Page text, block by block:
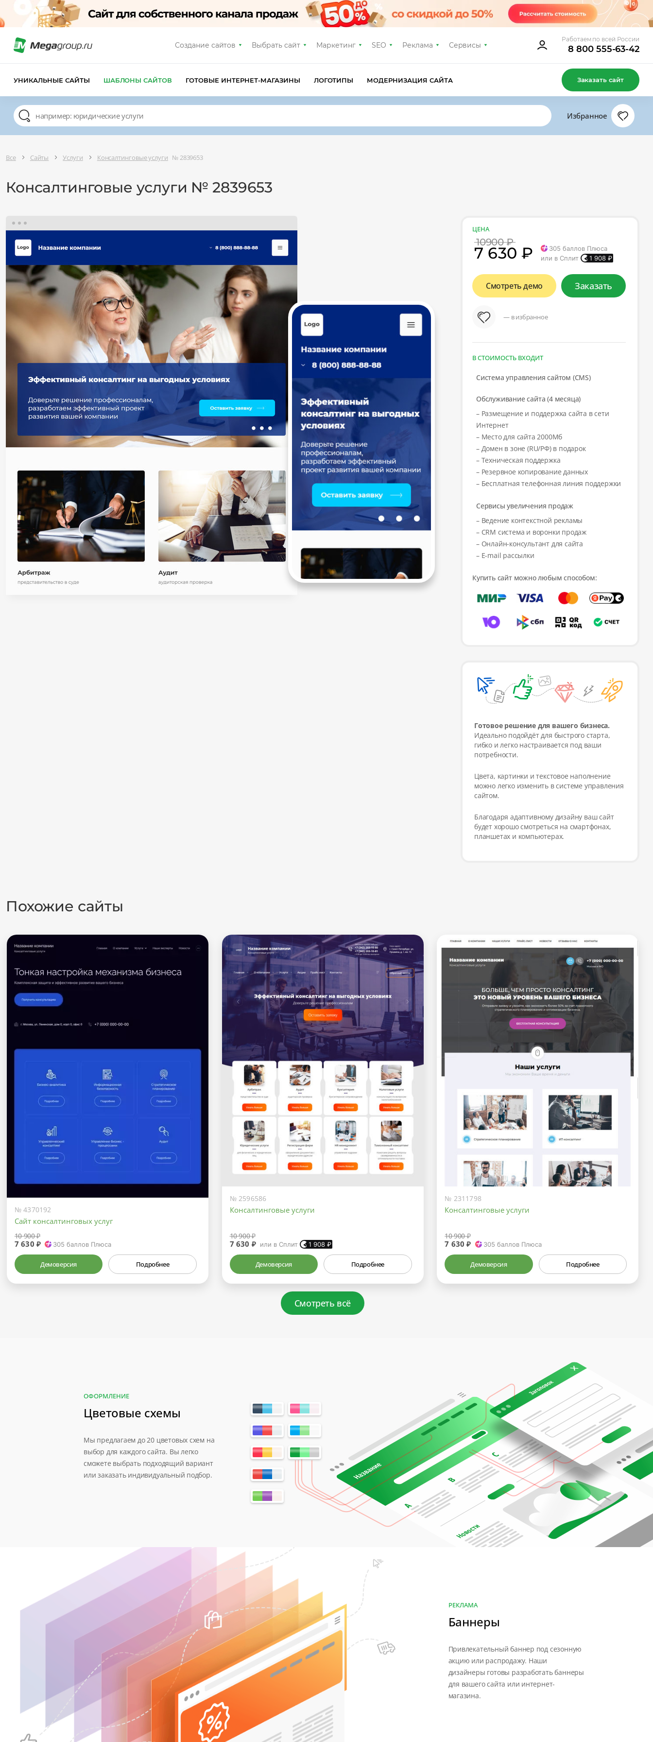
Создание сайтов Выбрать сайт Маркетинг SEO Реклама Сервисы
Работаем по всей России
8 800 555-63-42
УНИКАЛЬНЫЕ САЙТЫ ШАБЛОНЫ САЙТОВ ГОТОВЫЕ ИНТЕРНЕТ-МАГАЗИНЫ ЛОГОТИПЫ МОДЕРНИЗАЦИЯ САЙТА Заказать сайт
Избранное
Все Сайты Услуги Консалтинговые услуги № 2839653
Консалтинговые услуги № 2839653
ЦЕНА
10900 ₽
7 630 ₽ 305 баллов Плюса
или в Сплит
1 908 ₽
Смотреть демо Заказать
— в избранное
В СТОИМОСТЬ ВХОДИТ
Система управления сайтом (CMS)
Обслуживание сайта (4 месяца)
– Размещение и поддержка сайта в сети
Интернет
– Место для сайта 2000Мб
– Домен в зоне (RU/РФ) в подарок
– Техническая поддержка
– Резервное копирование данных
– Бесплатная телефонная линия поддержки
Сервисы увеличения продаж
– Ведение контекстной рекламы
– CRM система и воронки продаж
– Онлайн-консультант для сайта
– E-mail рассылки
Купить сайт можно любым способом:
Готовое решение для вашего бизнеса.
Идеально подойдёт для быстрого старта,
гибко и легко настраивается под ваши
потребности.
Цвета, картинки и текстовое наполнение
можно легко изменить в системе управления
сайтом.
Благодаря адаптивному дизайну ваш сайт
будет хорошо смотреться на смартфонах,
планшетах и компьютерах.
Похожие сайты
№ 4370192
Сайт консалтинговых услуг
10 900 ₽
7 630 ₽ 305 баллов Плюса
Демоверсия Подробнее
№ 2596586
Консалтинговые услуги
10 900 ₽
7 630 ₽ или в Сплит 1 908₽
Демоверсия Подробнее
№ 2311798
Консалтинговые услуги
10 900 ₽
7 630 ₽ 305 баллов Плюса
Демоверсия Подробнее
Смотреть всё
ОФОРМЛЕНИЕ
Цветовые схемы
Мы предлагаем до 20 цветовых схем на
выбор для каждого сайта. Вы легко
сможете выбрать подходящий вариант
или заказать индивидуальный подбор.
РЕКЛАМА
Баннеры
Привлекательный баннер под сезонную
акцию или распродажу. Наши
дизайнеры готовы разработать баннеры
для вашего сайта или интернет-
магазина.